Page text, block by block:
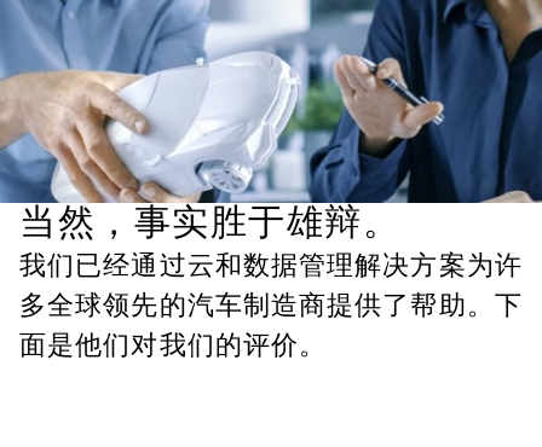
当然，事实胜于雄辩。
我们已经通过云和数据管理解决方案为许
多全球领先的汽车制造商提供了帮助。下
面是他们对我们的评价。